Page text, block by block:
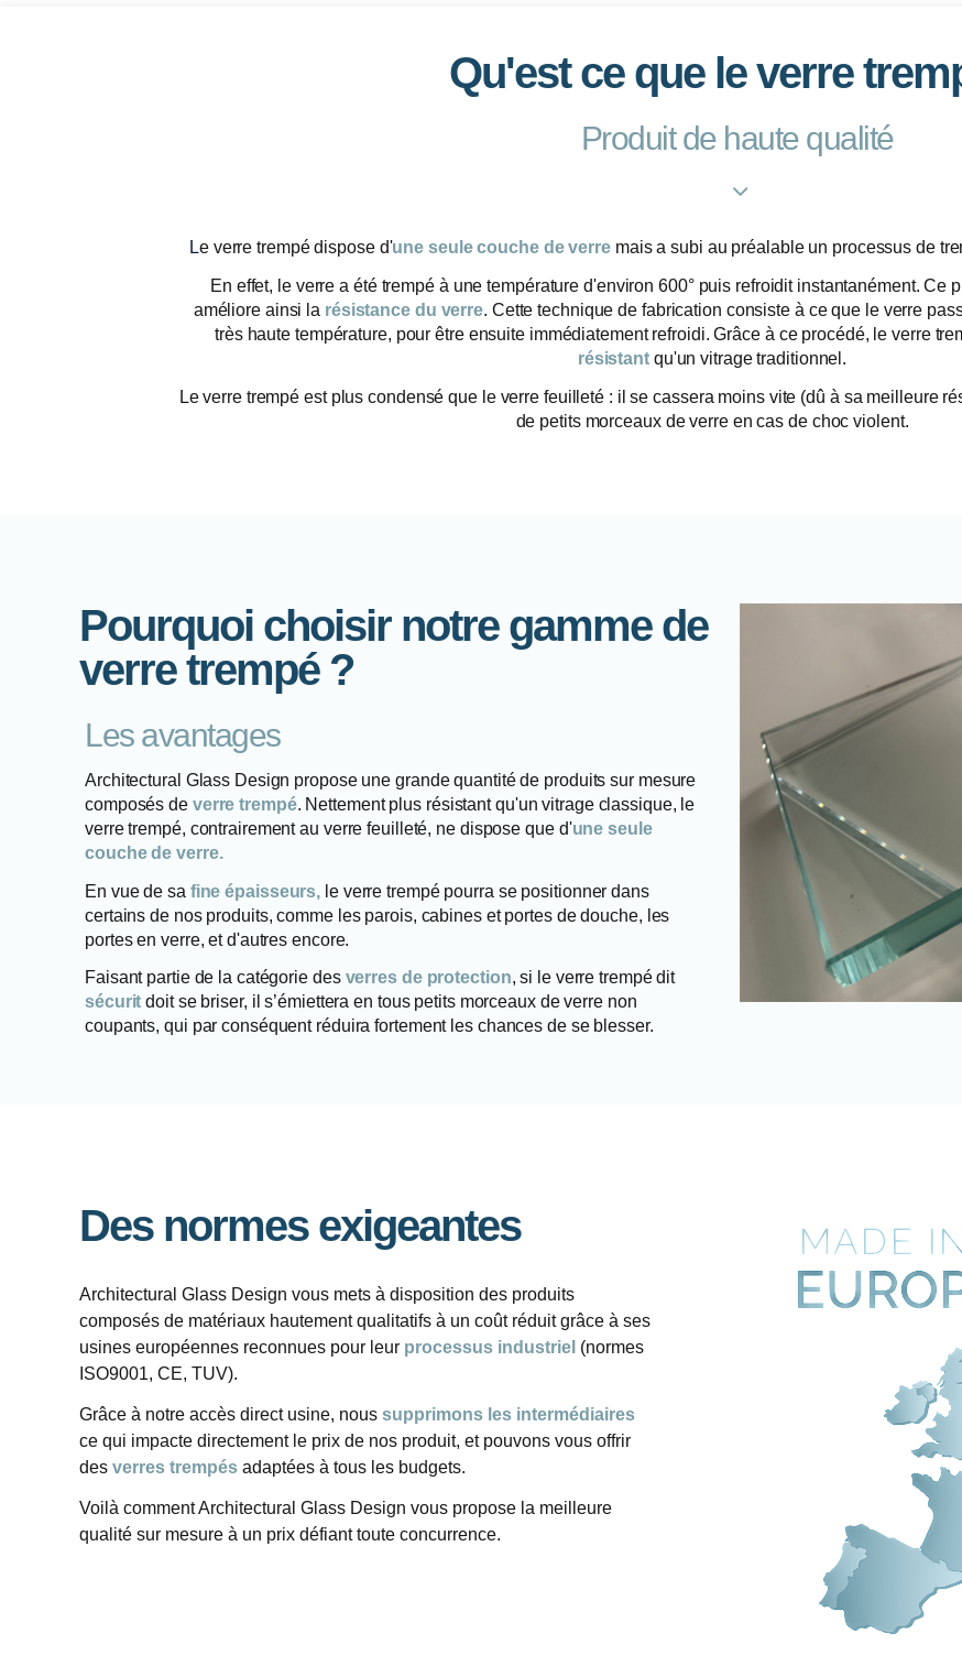
Qu'est ce que le verre
Produit de haute qualité
Le verre trempé dispose d'une seule couche de verremais a subi au préalable un processus de
En effet, le verre a été trempé à une température d'environ 600° puis refroidit instantanément. Ce
améliore ainsi la résistance du verre. Cette technique de fabrication consiste à ce que le verre
très haute température, pour être ensuite immédiatement refroidi. Grâce à ce procédé, le verre
résistant qu'un vitrage traditionnel.
Le verre trempé est plus condensé que le verre feuilleté : il se cassera moins vite (dû à sa meilleure
de petits morceaux de verre en cas de choc violent.
Pourquoi choisir notre gamme de
verre trempé ?
Les avantages
Architectural Glass Design propose une grande quantité de produits sur mesure
composés de verre trempé. Nettement plus résistant qu'un vitrage classique, le
verre trempé, contrairement au verre feuilleté, ne dispose que d'une seule
couche de verre.
En vue de sa fine épaisseurs, le verre trempé pourra se positionner dans
certains de nos produits, comme les parois, cabines et portes de douche, les
portes en verre, et d'autres encore.
Faisant partie de la catégorie des verres de protection, si le verre trempé dit
sécurit doit se briser, il s’émiettera en tous petits morceaux de verre non
coupants, qui par conséquent réduira fortement les chances de se blesser.
Des normes exigeantes
Architectural Glass Design vous mets à disposition des produits
composés de matériaux hautement qualitatifs à un coût réduit grâce à ses
usines européennes reconnues pour leur processus industriel (normes
ISO9001, CE, TUV).
Grâce à notre accès direct usine, nous supprimons les intermédiaires
ce qui impacte directement le prix de nos produit, et pouvons vous offrir
des verres trempés adaptées à tous les budgets.
Voilà comment Architectural Glass Design vous propose la meilleure
qualité sur mesure à un prix défiant toute concurrence.